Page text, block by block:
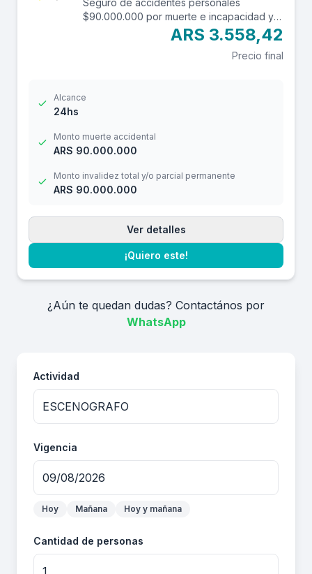
Actividad
Vigencia
Hoy Mañana Hoy y mañana
Cantidad de personas
Seguro de accidentes personales
$90.000.000 por muerte e incapacidad y
$12.000.000 por reembolso de gastos
médicos con franquicia de $ 3.000.-
ARS 3.558,42
Precio final
Alcance
24hs
Monto muerte accidental
ARS 90.000.000
Monto invalidez total y/o parcial permanente
ARS 90.000.000
Ver detalles
¡Quiero este!
¿Aún te quedan dudas? Contactános por
WhatsApp